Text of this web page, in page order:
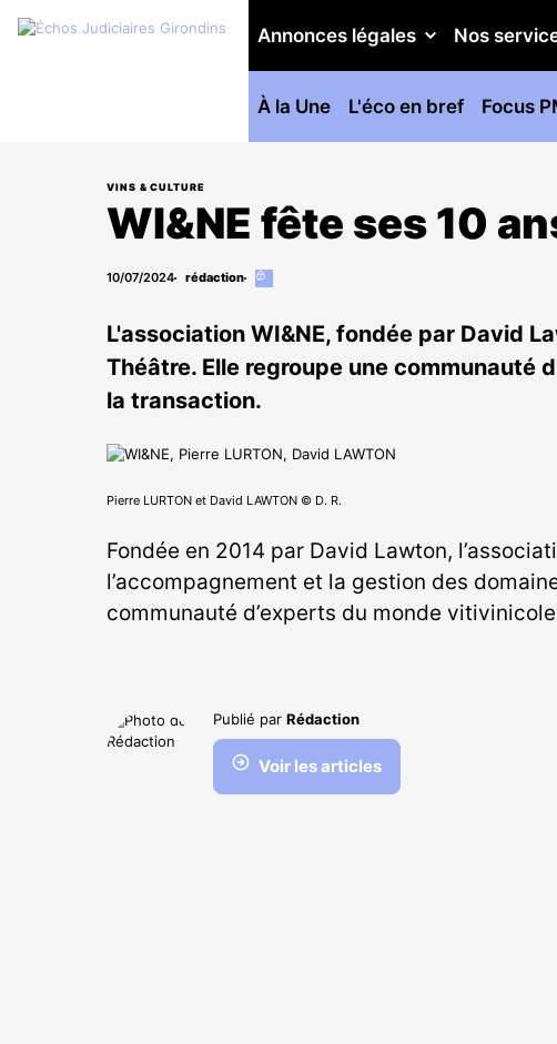
Annonces légales Nos
À la Une L'éco en bref Focus
VINS & CULTURE
WI&NE fête ses 10
10/07/2024 rédaction
Cet
réservé
abonnés
L'association WI&NE, fondée par David
Théâtre. Elle regroupe une
la transaction.
Pierre LURTON et David LAWTON © D. R.
Fondée en 2014 par David Lawton,
l’accompagnement et la gestion des
communauté d’experts du monde
Publié par Rédaction
Voir les articles